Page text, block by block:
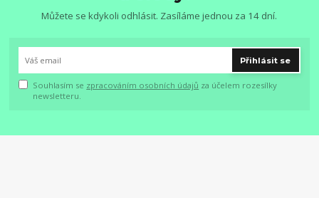
Můžete se kdykoli odhlásit. Zasíláme jednou za 14 dní.
Přihlásit se
Souhlasím se zpracováním osobních údajů za účelem rozesílky
newsletteru.